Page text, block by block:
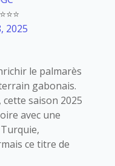
2025
le palmarès
gabonais.
saison 2025
avec une
ce titre de